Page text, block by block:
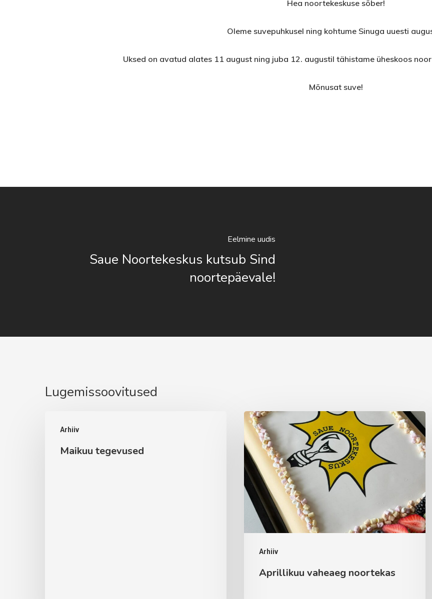
Hea noortekeskuse sõber!
Oleme suvepuhkusel ning kohtume Sinuga uuesti
Uksed on avatud alates 11 august ning juba 12. augustil tähistame üheskoos
Mõnusat suve!
Eelmine uudis
Saue Noortekeskus kutsub Sind
noortepäevale!
Lugemissoovitused
Arhiiv
tegevused
Maikuu tegevused
Arhiiv
Aprillikuu
vaheaeg
noortekas
Aprillikuu vaheaeg noortekas